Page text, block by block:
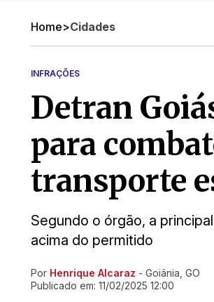
Home>Cidades
INFRAÇÕES
Detran
para
transporte
Segundo o órgão, a
acima do permitido
Ir direto pra matéria
Por Henrique Alcaraz - Goiânia, GO
Publicado em: 11/02/2025 12:00